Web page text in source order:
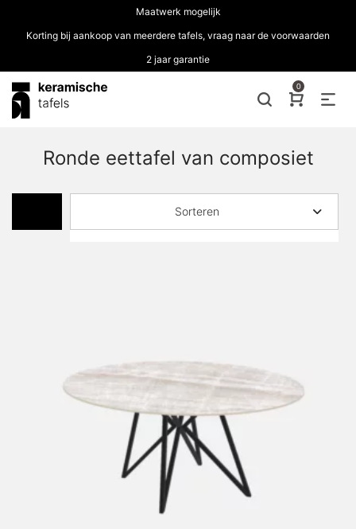
Maatwerk mogelijk
Korting bij aankoop van meerdere tafels, vraag naar de voorwaarden
2 jaar garantie
0
Ronde eettafel van composiet
Sorteren